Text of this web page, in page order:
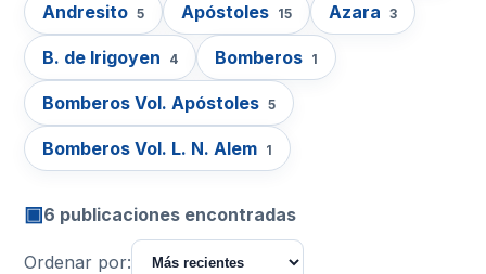
Andresito 5 Apóstoles 15 Azara 3
B. de Irigoyen 4 Bomberos 1
Bomberos Vol. Apóstoles 5
Bomberos Vol. L. N. Alem 1
▣6 publicaciones encontradas
Ordenar por: